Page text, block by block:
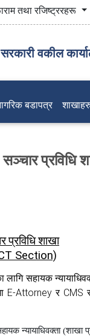
तथा रजिष्ट्ररहरू
वकील
बडापत्र
प्रविधि
प्रविधिशाखा
Section)
लागि सहायक
E-Attorneyर CMS
न्यायाधिवक्ता (शाखा